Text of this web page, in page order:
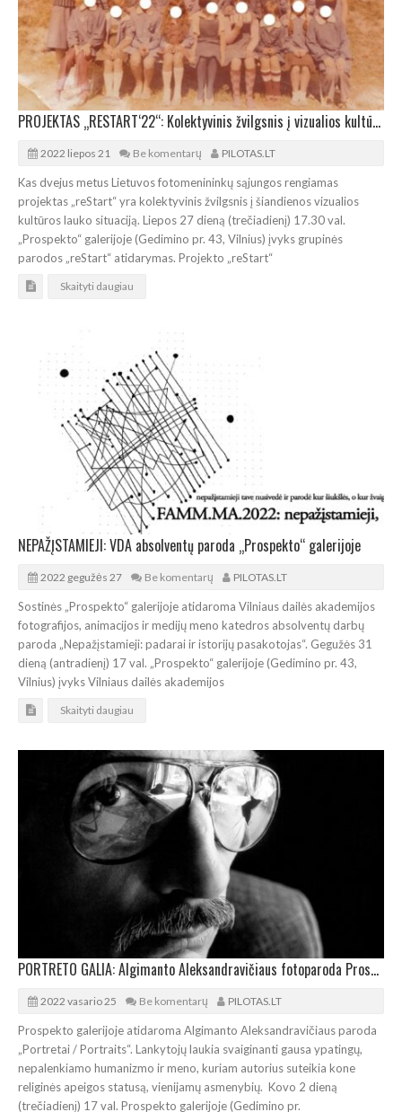
PROJEKTAS „RESTART‘22“: Kolektyvinis žvilgsnis į vizualios kultūros situaciją
2022 liepos 21 Be komentarų PILOTAS.LT
Kas dvejus metus Lietuvos fotomenininkų sąjungos rengiamas
projektas „reStart“ yra kolektyvinis žvilgsnis į šiandienos vizualios
kultūros lauko situaciją. Liepos 27 dieną (trečiadienį) 17.30 val.
„Prospekto“ galerijoje (Gedimino pr. 43, Vilnius) įvyks grupinės
parodos „reStart“ atidarymas. Projekto „reStart“
Skaityti daugiau
NEPAŽĮSTAMIEJI: VDA absolventų paroda „Prospekto“ galerijoje
2022 gegužės 27 Be komentarų PILOTAS.LT
Sostinės „Prospekto“ galerijoje atidaroma Vilniaus dailės akademijos
fotografijos, animacijos ir medijų meno katedros absolventų darbų
paroda „Nepažįstamieji: padarai ir istorijų pasakotojas“. Gegužės 31
dieną (antradienį) 17 val. „Prospekto“ galerijoje (Gedimino pr. 43,
Vilnius) įvyks Vilniaus dailės akademijos
Skaityti daugiau
PORTRETO GALIA: Algimanto Aleksandravičiaus fotoparoda Prospekto galerijoje
2022 vasario 25 Be komentarų PILOTAS.LT
Prospekto galerijoje atidaroma Algimanto Aleksandravičiaus paroda
„Portretai / Portraits“. Lankytojų laukia svaiginanti gausa ypatingų,
nepalenkiamo humanizmo ir meno, kuriam autorius suteikia kone
religinės apeigos statusą, vienijamų asmenybių. Kovo 2 dieną
(trečiadienį) 17 val. Prospekto galerijoje (Gedimino pr.